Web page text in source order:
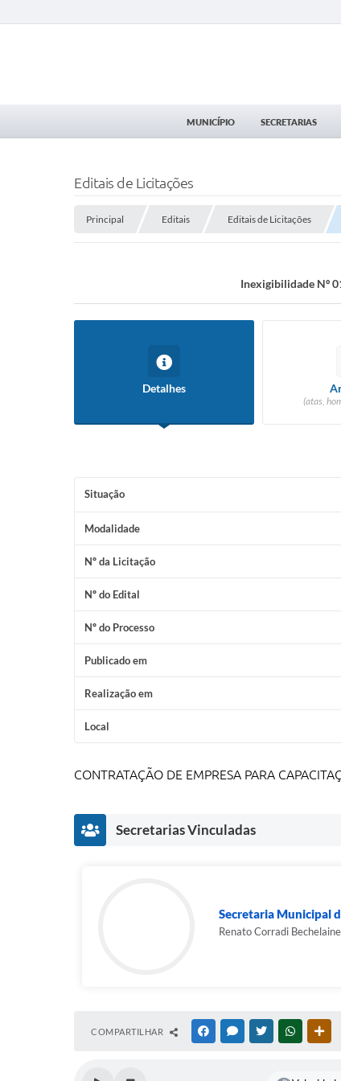
MUNICÍPIO SECRETARIAS
Editais de Licitações
Principal Editais Editais de Licitações
Inexigibilidade Nº
Detalhes
(atas,
Situação
Modalidade
Nº da Licitação
Nº do Edital
Nº do Processo
Publicado em
Realização em
Local
CONTRATAÇÃO DE EMPRESA PARA
Secretarias Vinculadas
Secretaria Municipal
Renato Corradi Bechelaine
COMPARTILHAR FACEBOOKMESSENGER
TWITTERWHATSAPP